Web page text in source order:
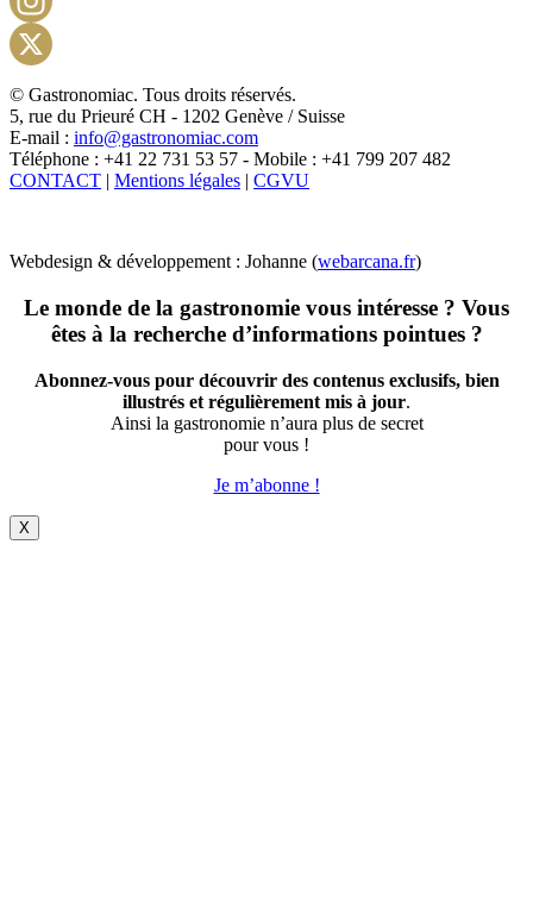
X
© Gastronomiac. Tous droits réservés.
5, rue du Prieuré CH - 1202 Genève / Suisse
E-mail : info@gastronomiac.com
Téléphone : +41 22 731 53 57 - Mobile : +41 799 207 482
CONTACT | Mentions légales | CGVU
Webdesign & développement : Johanne (webarcana.fr)
Le monde de la gastronomie vous intéresse ? Vous
êtes à la recherche d’informations pointues ?
Abonnez-vous pour découvrir des contenus exclusifs, bien
illustrés et régulièrement mis à jour.
Ainsi la gastronomie n’aura plus de secret
pour vous !
Je m’abonne !
X